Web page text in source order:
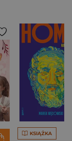
KSIĄŻKA